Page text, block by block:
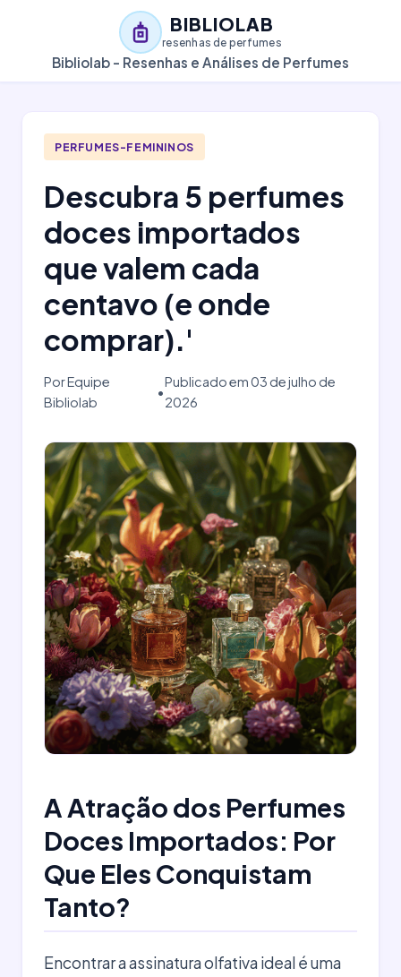
BIBLIOLAB
resenhas de perfumes
Bibliolab - Resenhas e Análises de Perfumes
PERFUMES-FEMININOS
Descubra 5 perfumes
doces importados
que valem cada
centavo (e onde
comprar).'
Por Equipe
Bibliolab
•
Publicado em 03 de julho de
2026
A Atração dos Perfumes
Doces Importados: Por
Que Eles Conquistam
Tanto?
Encontrar a assinatura olfativa ideal é uma